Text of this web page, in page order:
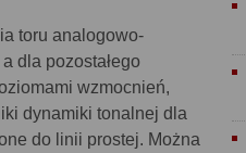
toru analogowo-
dla pozostałego
wzmocnień,
dynamiki tonalnej dla
do linii prostej. Można